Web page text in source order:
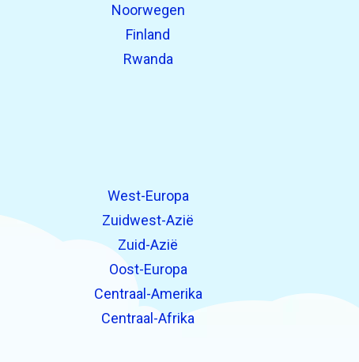
Noorwegen
Finland
Rwanda
West-Europa
Zuidwest-Azië
Zuid-Azië
Oost-Europa
Centraal-Amerika
Centraal-Afrika